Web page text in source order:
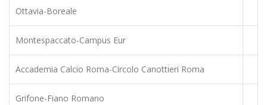
Ottavia-Boreale
Montespaccato-Campus Eur
Accademia Calcio Roma-Circolo Canottieri Roma
Grifone-Fiano Romano